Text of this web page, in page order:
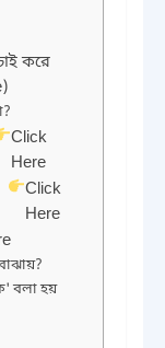
করে
Click
Here
Click
Here
বলা হয়